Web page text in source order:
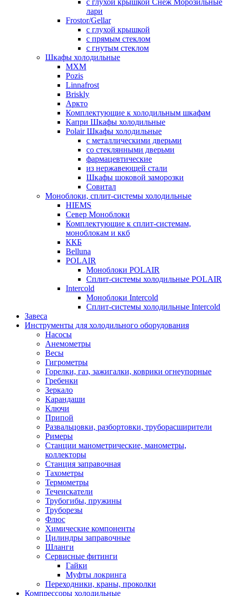
с глухой крышкой Снеж Морозильные
лари
Frostor/Gellar
с глухой крышкой
с прямым стеклом
с гнутым стеклом
Шкафы холодильные
МХМ
Pozis
Linnafrost
Briskly
Аркто
Комплектующие к холодильным шкафам
Капри Шкафы холодильные
Polair Шкафы холодильные
с металлическими дверьми
со стеклянными дверьми
фармацевтические
из нержавеющей стали
Шкафы шоковой заморозки
Совитал
Моноблоки, сплит-системы холодильные
HIEMS
Север Моноблоки
Комплектующие к сплит-системам,
моноблокам и ккб
ККБ
Belluna
POLAIR
Моноблоки POLAIR
Сплит-системы холодильные POLAIR
Intercold
Моноблоки Intercold
Сплит-системы холодильные Intercold
Завеса
Инструменты для холодильного оборудования
Насосы
Анемометры
Весы
Гигрометры
Горелки, газ, зажигалки, коврики огнеупорные
Гребенки
Зеркало
Карандаши
Ключи
Припой
Развальцовки, разбортовки, труборасширители
Римеры
Станции манометрические, манометры,
коллекторы
Станция заправочная
Тахометры
Термометры
Течеискатели
Трубогибы, пружины
Труборезы
Флюс
Химические компоненты
Цилиндры заправочные
Шланги
Сервисные фитинги
Гайки
Муфты локринга
Переходники, краны, проколки
Компрессоры холодильные